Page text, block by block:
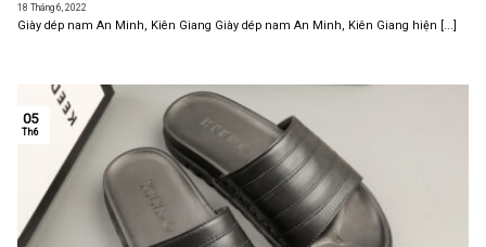
18 Tháng 6, 2022
Giày dép nam An Minh, Kiên Giang Giày dép nam An Minh, Kiên Giang hiện [...]
05
Th6